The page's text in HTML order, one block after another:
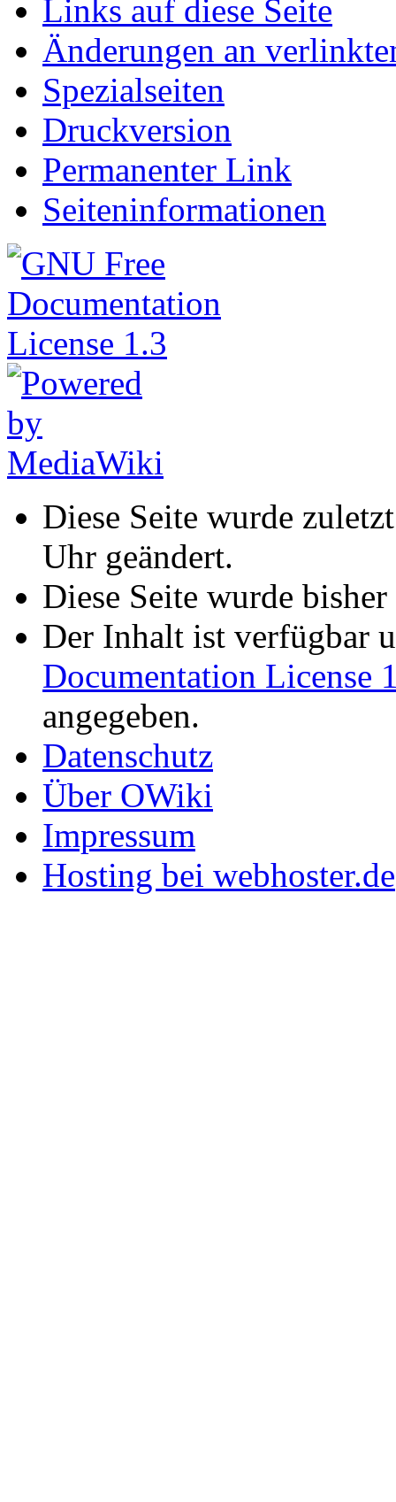
Links auf diese Seite
Änderungen an
Spezialseiten
Druckversion
Permanenter Link
Seiteninformationen
Diese Seite wurde
Uhr geändert.
Diese Seite wurde
Der Inhalt ist verfügbar
Documentation License
angegeben.
Datenschutz
Über OWiki
Impressum
Hosting bei webhoster.de